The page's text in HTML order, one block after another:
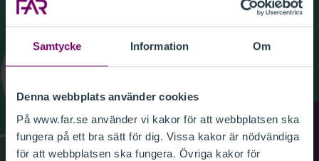
Samtycke Information Om
Denna webbplats använder cookies
På www.far.se använder vi kakor för att webbplatsen ska
fungera på ett bra sätt för dig. Vissa kakor är nödvändiga
för att webbplatsen ska fungera. Övriga kakor för